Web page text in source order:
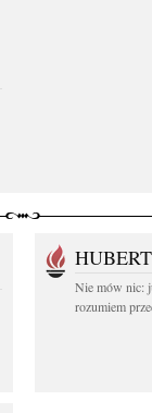
Nie mów nic:
rozumiem